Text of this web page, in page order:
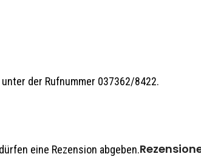
der Rufnummer 037362/8422.
eine Rezension abgeben.